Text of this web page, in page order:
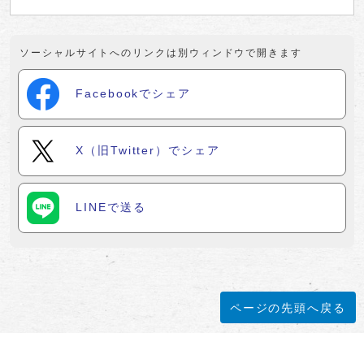
ソーシャルサイトへのリンクは別ウィンドウで開きます
Facebookでシェア
X（旧Twitter）でシェア
LINEで送る
ページの先頭へ戻る